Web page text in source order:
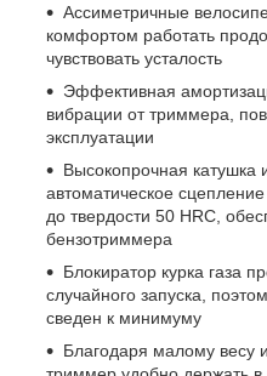
Ассиметричные
комфортом работать
чувствовать усталость
Эффективная
вибрации от триммера,
эксплуатации
Высокопрочная катушка
автоматическое
до твердости 50 HRС,
бензотриммера
Блокиратор курка газа
случайного запуска,
сведен к минимуму
Благодаря малому весу